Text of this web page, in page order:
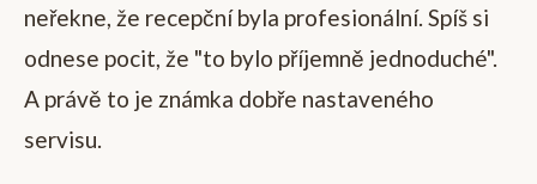
neřekne, že recepční byla profesionální. Spíš si
odnese pocit, že "to bylo příjemně jednoduché".
A právě to je známka dobře nastaveného
servisu.